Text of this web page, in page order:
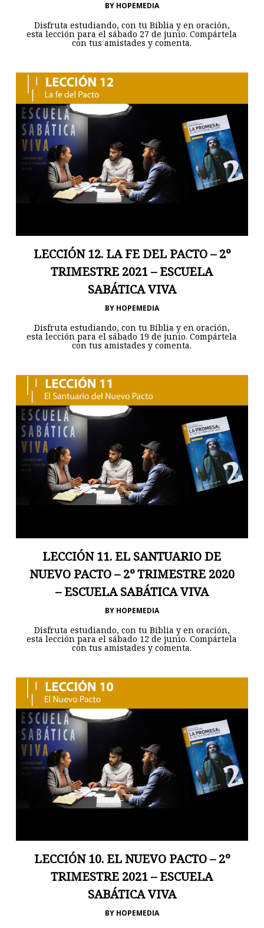
BY HOPEMEDIA
Disfruta estudiando, con tu Biblia y en oración,
esta lección para el sábado 27 de junio. Compártela
con tus amistades y comenta.
LECCIÓN 12. LA FE DEL PACTO – 2º
TRIMESTRE 2021 – ESCUELA
SABÁTICA VIVA
BY HOPEMEDIA
Disfruta estudiando, con tu Biblia y en oración,
esta lección para el sábado 19 de junio. Compártela
con tus amistades y comenta.
LECCIÓN 11. EL SANTUARIO DE
NUEVO PACTO – 2º TRIMESTRE 2020
– ESCUELA SABÁTICA VIVA
BY HOPEMEDIA
Disfruta estudiando, con tu Biblia y en oración,
esta lección para el sábado 12 de junio. Compártela
con tus amistades y comenta.
LECCIÓN 10. EL NUEVO PACTO – 2º
TRIMESTRE 2021 – ESCUELA
SABÁTICA VIVA
BY HOPEMEDIA